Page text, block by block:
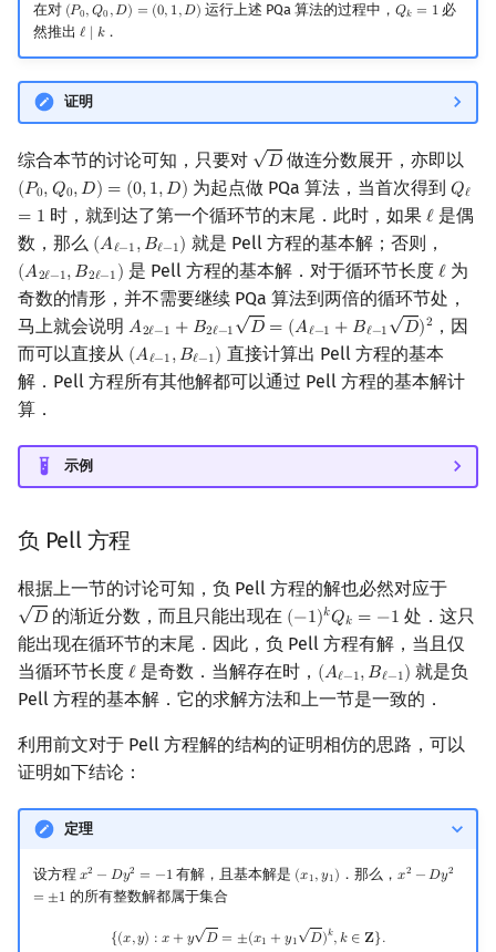
在对 (𝑃0,𝑄0 ,𝐷) = (0, 1,𝐷)
(P0,Q0, D)=( 0,1 ,D) 运行上述 PQa 算法的过程中， 𝑄𝑘 = 1
Qk =1
必
然推出 ℓ ∣ 𝑘
ℓ∣ ．
证明
综合本节的讨论可知，只要对 √
𝐷
D 做连分数展开，亦即以
(𝑃0,𝑄0,𝐷) = (0,1,𝐷)
(P0, Q0,D)=( 0,1 ,D) 为起点做 PQa 算法，当首次得到 𝑄ℓ
= 1
Qℓ=
时，就到达了第一个循环节的末尾．此时，如果 ℓ
ℓ是偶
数，那么 (𝐴ℓ−1,𝐵ℓ−1)
(Aℓ−1,Bℓ−1) 就是 Pell 方程的基本解；否则，
(𝐴2ℓ−1,𝐵2ℓ−1)
(A2ℓ−1,B2ℓ−1) 是 Pell 方程的基本解．对于循环节长度 ℓ
ℓ为
奇数的情形，并不需要继续 PQa 算法到两倍的循环节处，
马上就会说明 𝐴2ℓ−1 + 𝐵2ℓ−1
√
𝐷 = (𝐴ℓ−1 + 𝐵ℓ−1
√
𝐷)2
A2ℓ−1 +B 2ℓ−1D=(Aℓ− 1+ Bℓ−1D )2
，因
而可以直接从 (𝐴ℓ−1,𝐵ℓ−1)
(Aℓ−1,Bℓ−1)
直接计算出 Pell 方程的基本
解．Pell 方程所有其他解都可以通过 Pell 方程的基本解计
算．
示例
负 Pell 方程
根据上一节的讨论可知，负 Pell 方程的解也必然对应于
√
𝐷
D 的渐近分数，而且只能出现在 (−1)𝑘𝑄𝑘 = −1
(−1)kQk=−1
处．这只
能出现在循环节的末尾．因此，负 Pell 方程有解，当且仅
当循环节长度 ℓ
ℓ是奇数．当解存在时， (𝐴ℓ−1,𝐵ℓ−1)
(Aℓ−1,Bℓ−1)
就是负
Pell 方程的基本解．它的求解方法和上一节是一致的．
利用前文对于 Pell 方程解的结构的证明相仿的思路，可以
证明如下结论：
定理
设方程 𝑥2 − 𝐷𝑦2 = −1
x2 −D y2=−1 有解，且基本解是 (𝑥1,𝑦1)
(x1,y1) ．那么， 𝑥2 −𝐷𝑦2
= ±1
x2−D y2=±1
的所有整数解都属于集合
{(𝑥,𝑦) : 𝑥 + 𝑦
√
𝐷 = ±(𝑥1 + 𝑦1
√
𝐷)𝑘,𝑘 ∈ 𝐙}.
{( x, ):x+yD=± x 1+ D )k k∈Z}.